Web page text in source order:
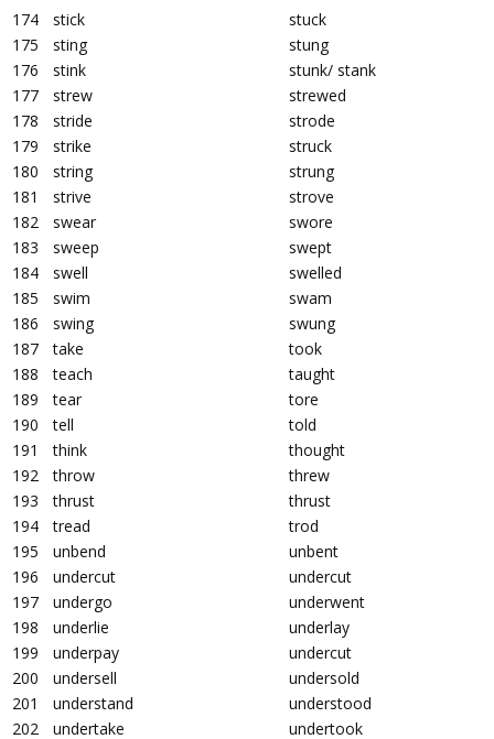
174
stick
stuck
175
sting
stung
176
stink
stunk/ stank
177
strew
strewed
178
stride
strode
179
strike
struck
180
string
strung
181
strive
strove
182
swear
swore
183
sweep
swept
184
swell
swelled
185
swim
swam
186
swing
swung
187
take
took
188
teach
taught
189
tear
tore
190
tell
told
191
think
thought
192
throw
threw
193
thrust
thrust
194
tread
trod
195
unbend
unbent
196
undercut
undercut
197
undergo
underwent
198
underlie
underlay
199
underpay
undercut
200
undersell
undersold
201
understand
understood
202
undertake
undertook